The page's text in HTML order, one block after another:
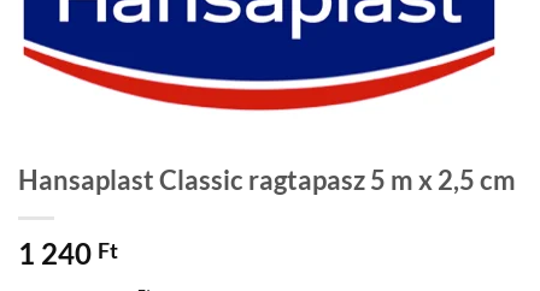
Hansaplast Classic ragtapasz 5 m x 2,5 cm
1 240 Ft